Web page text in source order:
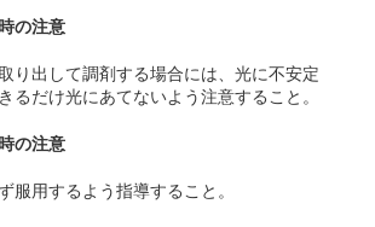
の注意
り出して調剤する場合には、光に不安定
るだけ光にあてないよう注意すること。
の注意
服用するよう指導すること。